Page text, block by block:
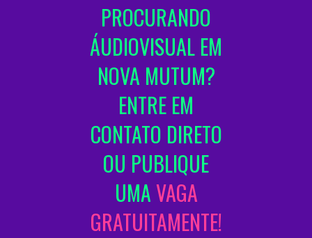
PROCURANDO
ÁUDIOVISUAL EM
NOVA MUTUM?
ENTRE EM
CONTATO DIRETO
OU PUBLIQUE
UMAVAGA
GRATUITAMENTE!